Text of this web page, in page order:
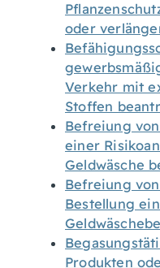
oder
Verkehr mit
Stoffen
Befreiung
einer
Geldwäsche
Befreiung
Bestellung
Produkten